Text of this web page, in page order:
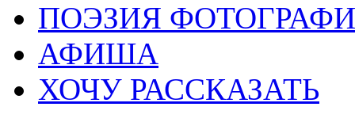
ПОЭЗИЯ
АФИША
ХОЧУ РАССКАЗАТЬ